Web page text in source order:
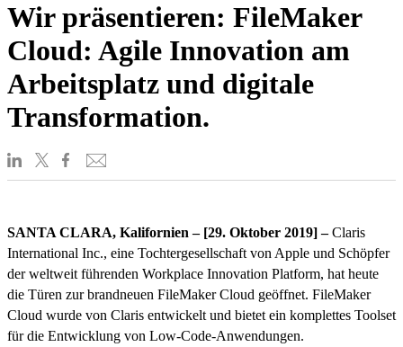
Wir präsentieren: FileMaker
Cloud: Agile Innovation am
Arbeitsplatz und digitale
Transformation.
SANTA CLARA, Kalifornien – [29. Oktober 2019] –Claris
International Inc., eine Tochtergesellschaft von Apple und Schöpfer
der weltweit führenden Workplace Innovation Platform, hat heute
die Türen zur brandneuen FileMaker Cloud geöffnet. FileMaker
Cloud wurde von Claris entwickelt und bietet ein komplettes Toolset
für die Entwicklung von Low-Code-Anwendungen.